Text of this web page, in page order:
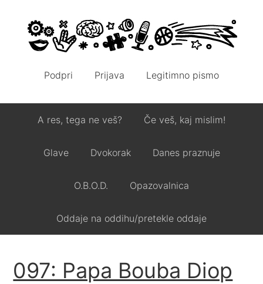
Podpri Prijava Legitimno pismo
A res, tega ne veš? Če veš, kaj mislim!
Glave Dvokorak Danes praznuje
O.B.O.D. Opazovalnica
Oddaje na oddihu/pretekle oddaje
097: Papa Bouba Diop